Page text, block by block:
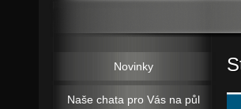
Novinky
Naše chata pro Vás na půl